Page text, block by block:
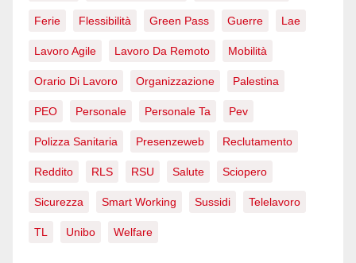
Ferie Flessibilità Green Pass Guerre Lae
Lavoro Agile Lavoro Da Remoto Mobilità
Orario Di Lavoro Organizzazione Palestina
PEO Personale Personale Ta Pev
Polizza Sanitaria Presenzeweb Reclutamento
Reddito RLS RSU Salute Sciopero
Sicurezza Smart Working Sussidi Telelavoro
TL Unibo Welfare